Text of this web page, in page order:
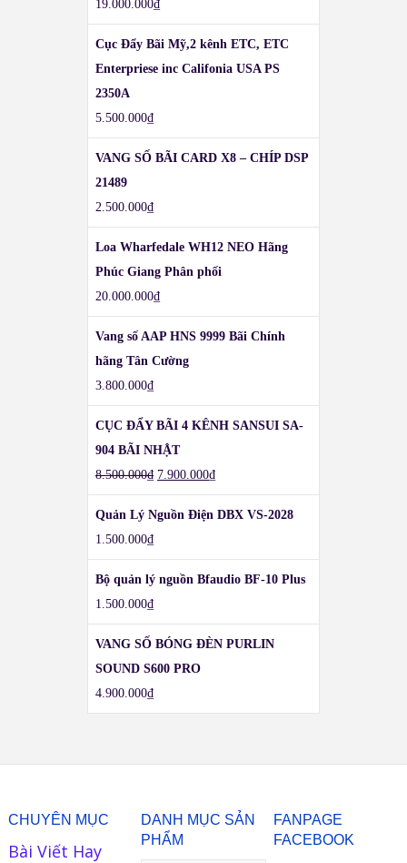
19.000.000₫
Cục Đẩy Bãi Mỹ,2 kênh ETC, ETC
Enterpriese inc Califonia USA PS
2350A
5.500.000₫
VANG SỐ BÃI CARD X8 – CHÍP DSP
21489
2.500.000₫
Loa Wharfedale WH12 NEO Hãng
Phúc Giang Phân phối
20.000.000₫
Vang số AAP HNS 9999 Bãi Chính
hãng Tân Cường
3.800.000₫
CỤC ĐẨY BÃI 4 KÊNH SANSUI SA-
904 BÃI NHẬT
8.500.000₫ 7.900.000₫
Quản Lý Nguồn Điện DBX VS-2028
1.500.000₫
Bộ quản lý nguồn Bfaudio BF-10 Plus
1.500.000₫
VANG SỐ BÓNG ĐÈN PURLIN
SOUND S600 PRO
4.900.000₫
CHUYÊN MỤC
Bài Viết Hay
DANH MỤC SẢN
PHẨM
FANPAGE
FACEBOOK